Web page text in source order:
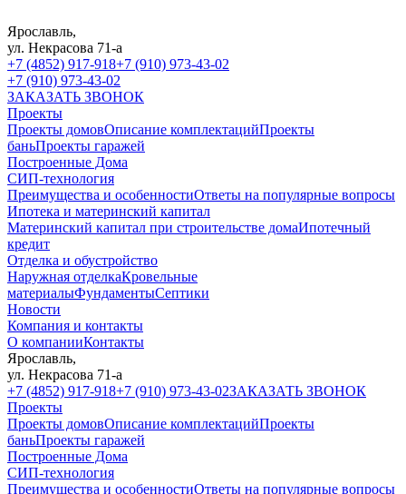
Ярославль,
ул. Некрасова 71-а
+7 (4852) 917-918+7 (910) 973-43-02
+7 (910) 973-43-02
ЗАКАЗАТЬ ЗВОНОК
Проекты
Проекты домовОписание комплектацийПроекты
баньПроекты гаражей
Построенные Дома
СИП-технология
Преимущества и особенностиОтветы на популярные вопросы
Ипотека и материнский капитал
Материнский капитал при строительстве домаИпотечный
кредит
Отделка и обустройство
Наружная отделкаКровельные
материалыФундаментыСептики
Новости
Компания и контакты
О компанииКонтакты
Ярославль,
ул. Некрасова 71-а
+7 (4852) 917-918+7 (910) 973-43-02ЗАКАЗАТЬ ЗВОНОК
Проекты
Проекты домовОписание комплектацийПроекты
баньПроекты гаражей
Построенные Дома
СИП-технология
Преимущества и особенностиОтветы на популярные вопросы